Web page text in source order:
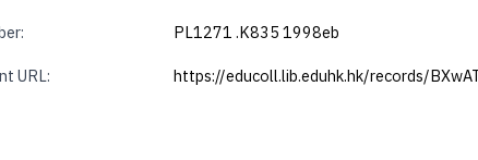
PL1271 .K835 1998eb
URL: https://educoll.lib.eduhk.hk/records/